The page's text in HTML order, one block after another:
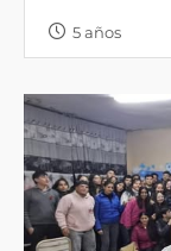
5 años